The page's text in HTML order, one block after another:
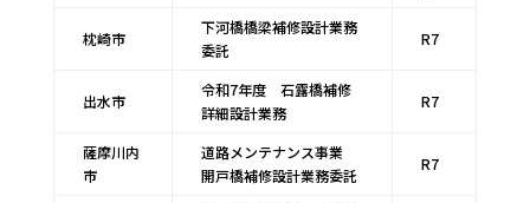
枕崎市
下河橋橋梁補修設計業務
委託
R7
出水市
令和7年度 石露橋補修
詳細設計業務
R7
薩摩川内
市
道路メンテナンス事業
開戸橋補修設計業務委託
R7